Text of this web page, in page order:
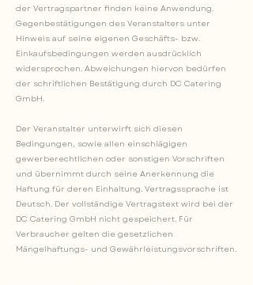
der Vertragspartner finden keine Anwendung.
Gegenbestätigungen des Veranstalters unter
Hinweis auf seine eigenen Geschäfts- bzw.
Einkaufsbedingungen werden ausdrücklich
widersprochen. Abweichungen hiervon bedürfen
der schriftlichen Bestätigung durch DC Catering
GmbH.
Der Veranstalter unterwirft sich diesen
Bedingungen, sowie allen einschlägigen
gewerberechtlichen oder sonstigen Vorschriften
und übernimmt durch seine Anerkennung die
Haftung für deren Einhaltung. Vertragssprache ist
Deutsch. Der vollständige Vertragstext wird bei der
DC Catering GmbH nicht gespeichert. Für
Verbraucher gelten die gesetzlichen
Mängelhaftungs- und Gewährleistungsvorschriften.